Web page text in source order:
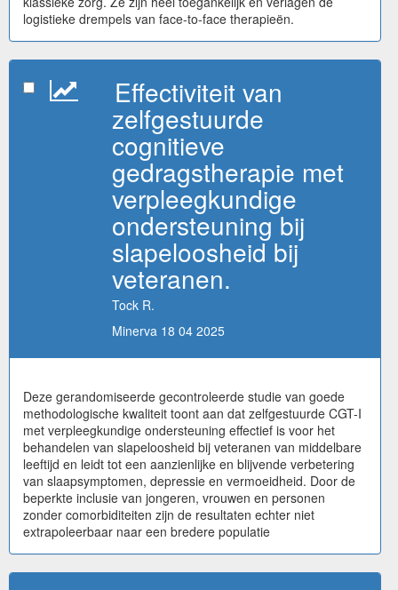
logistieke drempels van face-to-face therapieën.
Effectiviteit van
zelfgestuurde
cognitieve
gedragstherapie met
verpleegkundige
ondersteuning bij
slapeloosheid bij
veteranen.
Tock R.
Minerva 18 04 2025
Deze gerandomiseerde gecontroleerde studie van goede
methodologische kwaliteit toont aan dat zelfgestuurde CGT-I
met verpleegkundige ondersteuning effectief is voor het
behandelen van slapeloosheid bij veteranen van middelbare
leeftijd en leidt tot een aanzienlijke en blijvende verbetering
van slaapsymptomen, depressie en vermoeidheid. Door de
beperkte inclusie van jongeren, vrouwen en personen
zonder comorbiditeiten zijn de resultaten echter niet
extrapoleerbaar naar een bredere populatie